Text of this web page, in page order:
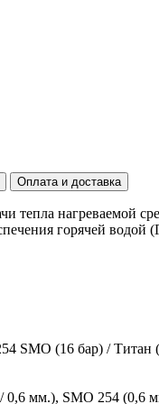
Оплата и доставка
тепла нагреваемой
горячей водой
SMO (16 бар) / Титан
мм.), SMO 254 (0,6